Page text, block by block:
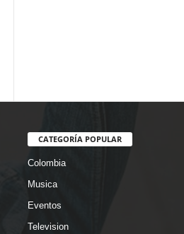
CATEGORÍA POPULAR
Colombia
Musica
Eventos
Television